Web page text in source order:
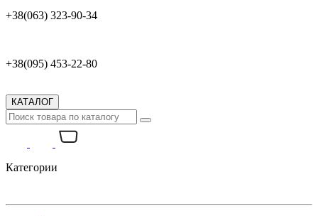
+38(063) 323-90-34
+38(095) 453-22-80
КАТАЛОГ
Категории